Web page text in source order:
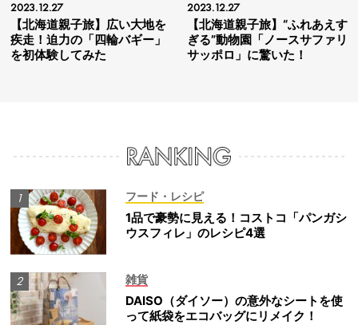
2023.12.27
【北海道親子旅】広い大地を
疾走！迫力の「四輪バギー」
を初体験してみた
2023.12.27
【北海道親子旅】“ふれあえす
ぎる”動物園「ノースサファリ
サッポロ」に驚いた！
フード・レシピ
1品で豪勢に見える！コストコ「パンガシ
ウスフィレ」のレシピ4選
雑貨
DAISO（ダイソー）の意外なシートを使
って紙袋をエコバッグにリメイク！